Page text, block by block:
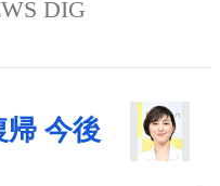
DIG
帰 今後